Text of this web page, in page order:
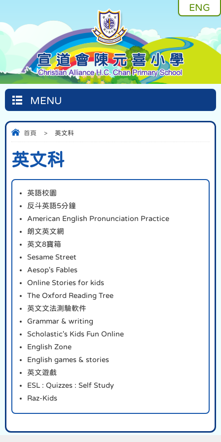
ENG
MENU
首頁 > 英文科
英文科
英語校園
反斗英語5分鐘
American English Pronunciation Practice
朗文英文網
英文8寶箱
Sesame Street
Aesop's Fables
Online Stories for kids
The Oxford Reading Tree
英文文法測驗軟件
Grammar & writing
Scholastic's Kids Fun Online
English Zone
English games & stories
英文遊戲
ESL : Quizzes : Self Study
Raz-Kids